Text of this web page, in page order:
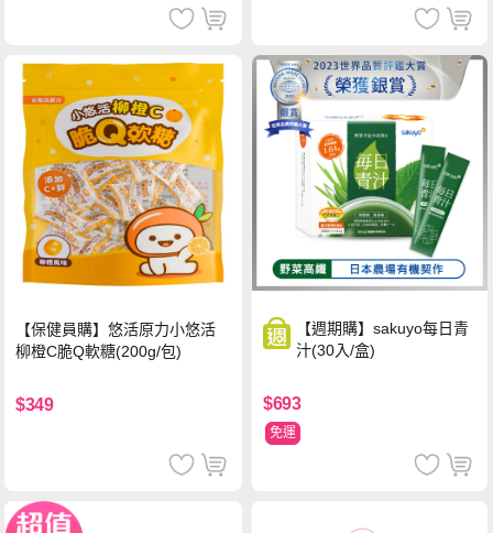
【保健員購】悠活原力小悠活
柳橙C脆Q軟糖(200g/包)
$349
【週期購】sakuyo每日青
汁(30入/盒)
$693
免運